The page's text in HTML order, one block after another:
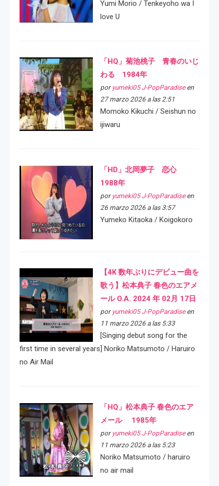
Yumi Morio / Tenkeyoho wa I
love U
「HQ」菊池桃子 青春のいじ
わる 1984年
por yumeki05 J-PopParadiseen
27 marzo 2026 a las 2:51
Momoko Kikuchi / Seishun no
ijiwaru
「HD」北岡夢子 恋心
1988年
por yumeki05 J-PopParadiseen
26 marzo 2026 a las 3:57
Yumeko Kitaoka / Koigokoro
【4K 数年ぶりにデビュー曲を
歌う】松本典子 春色のエアメ
ール O.A. 2024 年 02月 17日
por yumeki05 J-PopParadiseen
11 marzo 2026 a las 5:33
[Singing debut song for the
first time in several years] Noriko Matsumoto / Haruiro
no Air Mail
「HQ」松本典子 春色のエア
メール 1985年
por yumeki05 J-PopParadiseen
11 marzo 2026 a las 5:23
Noriko Matsumoto / haruiro
no air mail